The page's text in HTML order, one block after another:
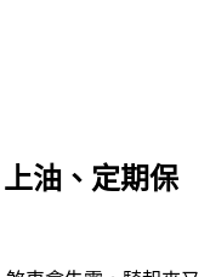
油、定期保